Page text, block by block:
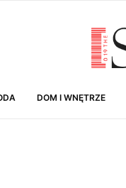
DOM I WNĘTRZE